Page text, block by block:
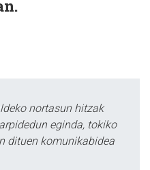
nortasun hitzak
eginda, tokiko
dituen komunikabidea